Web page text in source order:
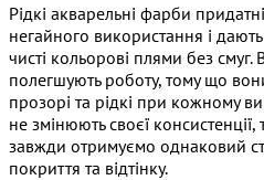
Рідкі акварельні фарби
негайного використання і дають
чисті кольорові плями без смуг.
полегшують роботу, тому що
прозорі та рідкі при кожному
не змінюють своєї консистенції,
завжди отримуємо однаковий
покриття та відтінку.